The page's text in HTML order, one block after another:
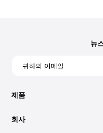
제품
비디오 컨버터
회사
뉴